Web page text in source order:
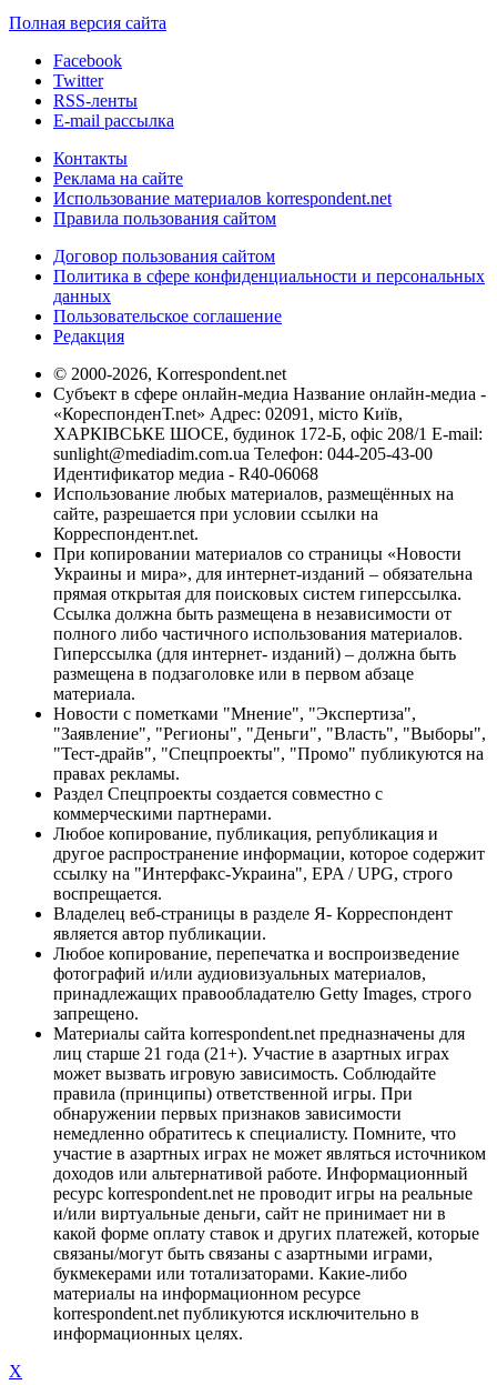
Полная версия сайта
Facebook
Twitter
RSS-ленты
E-mail рассылка
Контакты
Реклама на сайте
Использование материалов korrespondent.net
Правила пользования сайтом
Договор пользования сайтом
Политика в сфере конфиденциальности и персональных
данных
Пользовательское соглашение
Редакция
© 2000-2026, Korrespondent.net
Субъект в сфере онлайн-медиа Название онлайн-медиа -
«КореспонденТ.net» Адрес: 02091, місто Київ,
ХАРКІВСЬКЕ ШОСЕ, будинок 172-Б, офіс 208/1 E-mail:
sunlight@mediadim.com.ua Телефон: 044-205-43-00
Идентификатор медиа - R40-06068
Использование любых материалов, размещённых на
сайте, разрешается при условии ссылки на
Корреспондент.net.
При копировании материалов со страницы «Новости
Украины и мира», для интернет-изданий – обязательна
прямая открытая для поисковых систем гиперссылка.
Ссылка должна быть размещена в независимости от
полного либо частичного использования материалов.
Гиперссылка (для интернет- изданий) – должна быть
размещена в подзаголовке или в первом абзаце
материала.
Новости с пометками "Мнение", "Экспертиза",
"Заявление", "Регионы", "Деньги", "Власть", "Выборы",
"Тест-драйв", "Спецпроекты", "Промо" публикуются на
правах рекламы.
Раздел Спецпроекты создается совместно с
коммерческими партнерами.
Любое копирование, публикация, републикация и
другое распространение информации, которое содержит
ссылку на "Интерфакс-Украина", EPA / UPG, строго
воспрещается.
Владелец веб-страницы в разделе Я- Корреспондент
является автор публикации.
Любое копирование, перепечатка и воспроизведение
фотографий и/или аудиовизуальных материалов,
принадлежащих правообладателю Getty Images, строго
запрещено.
Материалы сайта korrespondent.net предназначены для
лиц старше 21 года (21+). Участие в азартных играх
может вызвать игровую зависимость. Соблюдайте
правила (принципы) ответственной игры. При
обнаружении первых признаков зависимости
немедленно обратитесь к специалисту. Помните, что
участие в азартных играх не может являться источником
доходов или альтернативой работе. Информационный
ресурс korrespondent.net не проводит игры на реальные
и/или виртуальные деньги, сайт не принимает ни в
какой форме оплату ставок и других платежей, которые
связаны/могут быть связаны с азартными играми,
букмекерами или тотализаторами. Какие-либо
материалы на информационном ресурсе
korrespondent.net публикуются исключительно в
информационных целях.
X